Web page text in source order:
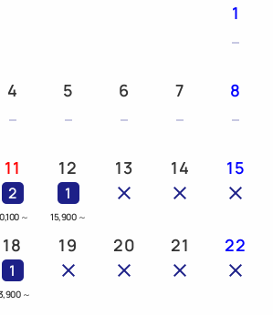
1
4 5 6 7 8
11
2
～
12
1
15,900 ～
13 14 15
18
1
～
19 20 21 22